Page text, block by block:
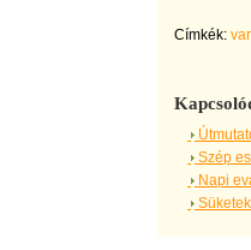
Címkék:
Szép
Napi